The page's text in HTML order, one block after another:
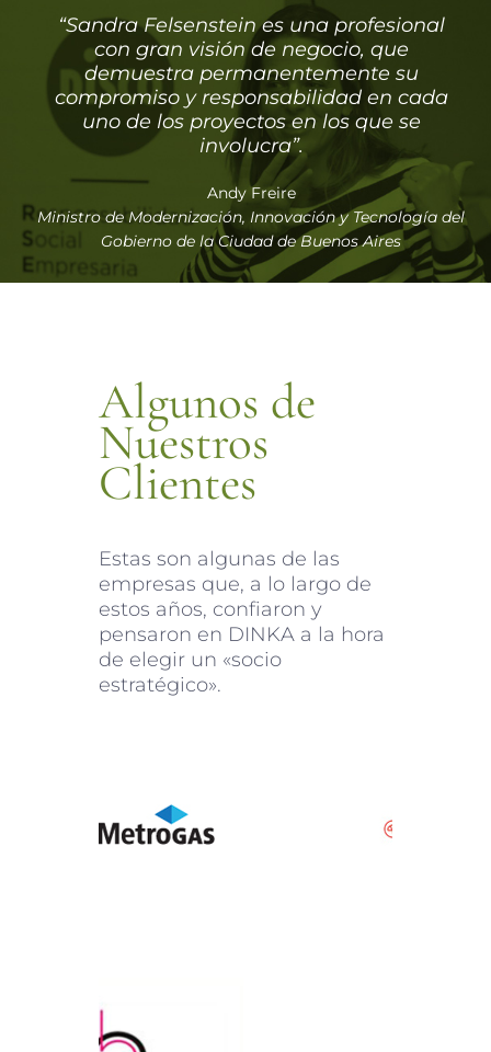
“Sandra Felsenstein es una profesional
con gran visión de negocio, que
demuestra permanentemente su
compromiso y responsabilidad en cada
uno de los proyectos en los que se
involucra”.
Andy Freire
Ministro de Modernización, Innovación y Tecnología del
Gobierno de la Ciudad de Buenos Aires
“Realmente siento que fue un gran
hallazgo encontrarlos. Me sentí muy
cómodo, muy a gusto trabajando con
ustedes. Fue muy rápido el proceso de
entendimiento de qué necesitábamos
hacer, demostraron un alto nivel de
compromiso con el trabajo…”
Ing. Juan Marcelo Lezama
Jefe de Desarrollo de Mercados en Metrogas
Algunos de
Nuestros
Clientes
Estas son algunas de las
empresas que, a lo largo de
estos años, confiaron y
pensaron en DINKA a la hora
de elegir un «socio
estratégico».